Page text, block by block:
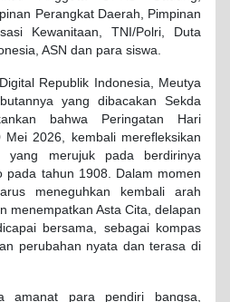
Perangkat Daerah, Pimpinan
Kewanitaan, TNI/Polri, Duta
ASN dan para siswa.
Republik Indonesia, Meutya
yang dibacakan Sekda
bahwa Peringatan Hari
Mei 2026, kembali merefleksikan
yang merujuk pada berdirinya
pada tahun 1908. Dalam momen
meneguhkan kembali arah
menempatkan Asta Cita, delapan
bersama, sebagai kompas
perubahan nyata dan terasa di
amanat para pendiri bangsa,